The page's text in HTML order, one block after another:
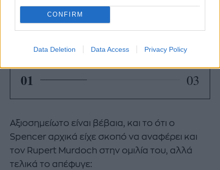
CONFIRM
Data Deletion Data Access Privacy Policy
01 03
Αξιοσημείωτο είναι βέβαια, και το ότι ο
Spencer αρχικά είχε σκοπό να αναφέρει και
τον Rupert Murdoch στην ομιλία του, αλλά
τελικά το απέφυγε: